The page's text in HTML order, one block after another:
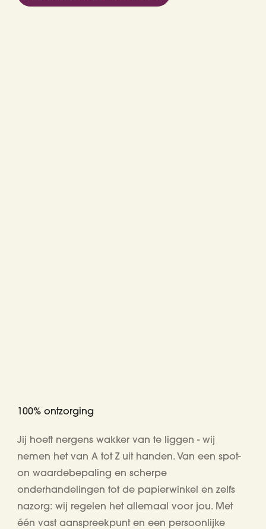
100% ontzorging
Jij hoeft nergens wakker van te liggen - wij
nemen het van A tot Z uit handen. Van een spot-
on waardebepaling en scherpe
onderhandelingen tot de papierwinkel en zelfs
nazorg: wij regelen het allemaal voor jou. Met
één vast aanspreekpunt en een persoonlijke